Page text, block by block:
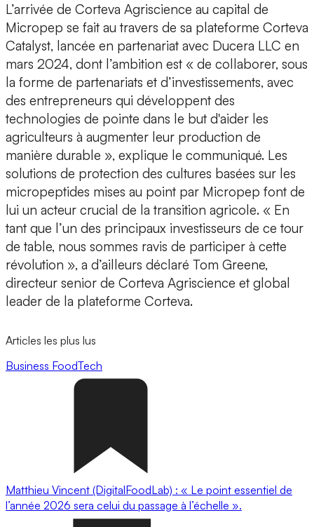
L’arrivée de Corteva Agriscience au capital de
Micropep se fait au travers de sa plateforme Corteva
Catalyst, lancée en partenariat avec Ducera LLC en
mars 2024, dont l’ambition est « de collaborer, sous
la forme de partenariats et d’investissements, avec
des entrepreneurs qui développent des
technologies de pointe dans le but d'aider les
agriculteurs à augmenter leur production de
manière durable », explique le communiqué. Les
solutions de protection des cultures basées sur les
micropeptides mises au point par Micropep font de
lui un acteur crucial de la transition agricole. « En
tant que l’un des principaux investisseurs de ce tour
de table, nous sommes ravis de participer à cette
révolution », a d’ailleurs déclaré Tom Greene,
directeur senior de Corteva Agriscience et global
leader de la plateforme Corteva.
Articles les plus lus
Business FoodTech
Matthieu Vincent (DigitalFoodLab) : « Le point essentiel de
l’année 2026 sera celui du passage à l’échelle ».